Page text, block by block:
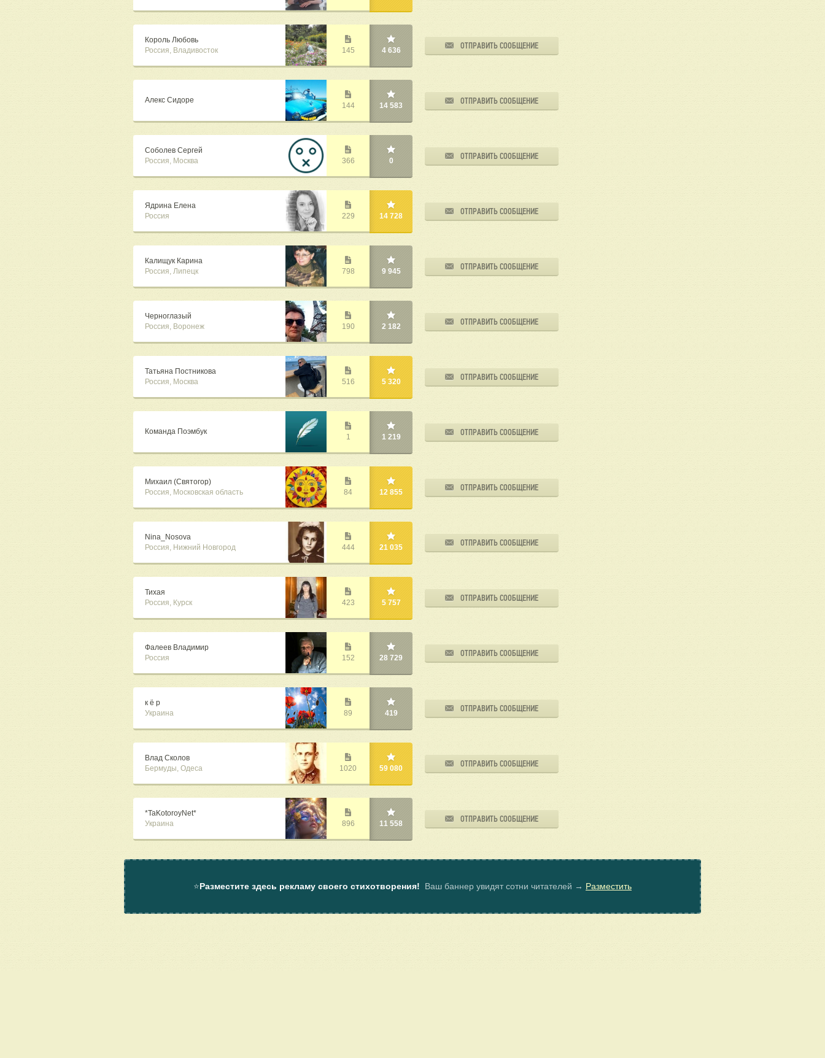
145
Король Любовь
Россия, Владивосток
4 636 ОТПРАВИТЬ СООБЩЕНИЕ
144
Алекс Сидоре
14 583 ОТПРАВИТЬ СООБЩЕНИЕ
366
Соболев Сергей
Россия, Москва
0 ОТПРАВИТЬ СООБЩЕНИЕ
229
Ядрина Елена
Россия
14 728 ОТПРАВИТЬ СООБЩЕНИЕ
798
Калищук Карина
Россия, Липецк
9 945 ОТПРАВИТЬ СООБЩЕНИЕ
190
Черноглазый
Россия, Воронеж
2 182 ОТПРАВИТЬ СООБЩЕНИЕ
516
Татьяна Постникова
Россия, Москва
5 320 ОТПРАВИТЬ СООБЩЕНИЕ
1
Команда Поэмбук
1 219 ОТПРАВИТЬ СООБЩЕНИЕ
84
Михаил (Святогор)
Россия, Московская область
12 855 ОТПРАВИТЬ СООБЩЕНИЕ
444
Nina_Nosova
Россия, Нижний Новгород
21 035 ОТПРАВИТЬ СООБЩЕНИЕ
423
Тихая
Россия, Курск
5 757 ОТПРАВИТЬ СООБЩЕНИЕ
152
Фалеев Владимир
Россия
28 729 ОТПРАВИТЬ СООБЩЕНИЕ
89
к ё р
Украина
419 ОТПРАВИТЬ СООБЩЕНИЕ
1020
Влад Сколов
Бермуды, Одеса
59 080 ОТПРАВИТЬ СООБЩЕНИЕ
896
*TaKotoroyNet*
Украина
11 558 ОТПРАВИТЬ СООБЩЕНИЕ
⭐Разместите здесь рекламу своего стихотворения! Ваш баннер увидят сотни читателей → Разместить